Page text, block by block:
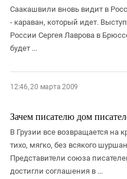
Саакашвили вновь видит в
- караван, который идет.
России Сергея Лаврова в
будет ...
12:46, 20 марта 2009
Зачем писателю дом
В Грузии все возвращается на
тихо, мягко, без всякого
Представители союза
достигли соглашения в ...